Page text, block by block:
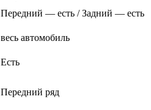
Передний — есть / Задний — есть
весь автомобиль
Есть
Передний ряд